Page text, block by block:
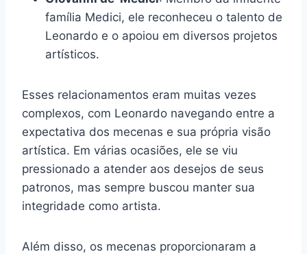
família Medici, ele reconheceu o talento de
Leonardo e o apoiou em diversos projetos
artísticos.
Esses relacionamentos eram muitas vezes
complexos, com Leonardo navegando entre a
expectativa dos mecenas e sua própria visão
artística. Em várias ocasiões, ele se viu
pressionado a atender aos desejos de seus
patronos, mas sempre buscou manter sua
integridade como artista.
Além disso, os mecenas proporcionaram a